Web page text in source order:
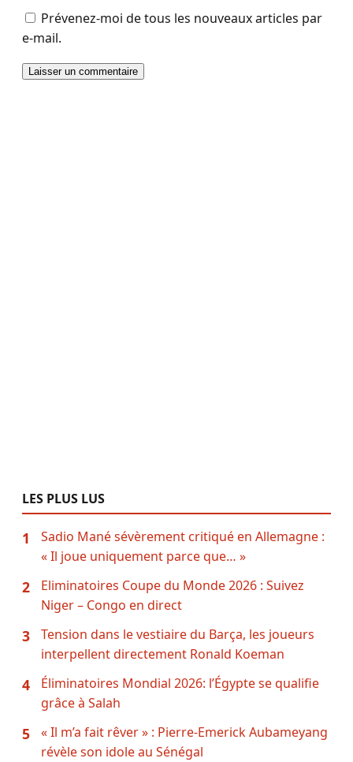
Prévenez-moi de tous les nouveaux articles par
e-mail.
LES PLUS LUS
1
Sadio Mané sévèrement critiqué en Allemagne :
« Il joue uniquement parce que… »
2
Eliminatoires Coupe du Monde 2026 : Suivez
Niger – Congo en direct
3
Tension dans le vestiaire du Barça, les joueurs
interpellent directement Ronald Koeman
4
Éliminatoires Mondial 2026: l’Égypte se qualifie
grâce à Salah
5
« Il m’a fait rêver » : Pierre-Emerick Aubameyang
révèle son idole au Sénégal